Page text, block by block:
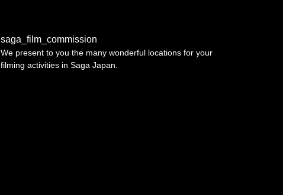
saga_film_commission
We present to you the many wonderful locations for your
filming activities in Saga Japan.